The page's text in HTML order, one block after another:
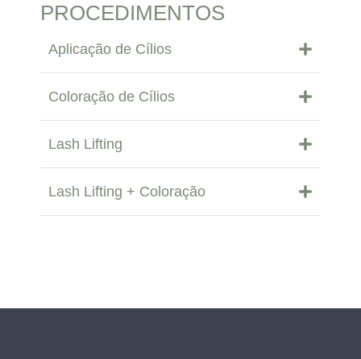
PROCEDIMENTOS
Aplicação de Cílios
Coloração de Cílios
Lash Lifting
Lash Lifting + Coloração